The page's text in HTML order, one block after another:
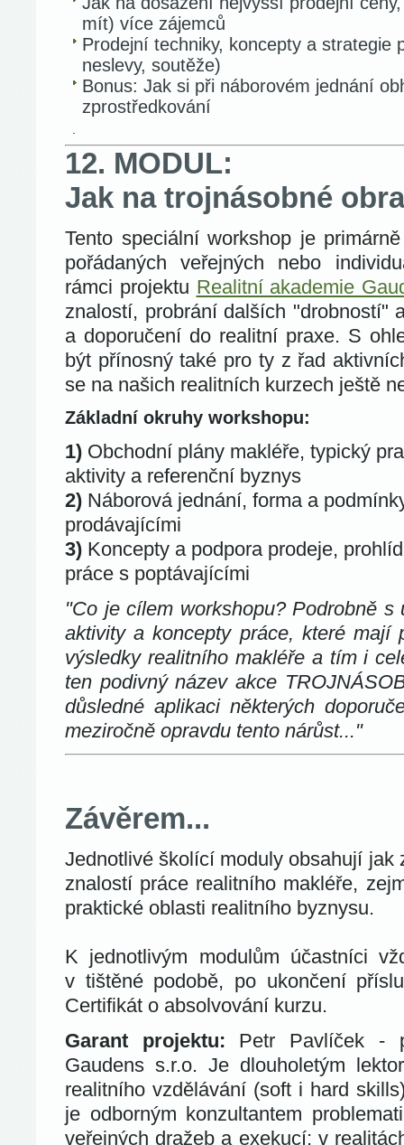
mít) více zájemců
Prodejní techniky, koncepty a strategie
neslevy, soutěže)
Bonus: Jak si při náborovém jednání
zprostředkování
12. MODUL:
Jak na trojnásobné
Tento speciální workshop je
pořádaných veřejných nebo
rámci projektu Realitní akademie
znalostí, probrání dalších "drobností"
a doporučení do realitní praxe. S
být přínosný také pro ty z řad
se na našich realitních kurzech ještě
Základní okruhy workshopu:
1) Obchodní plány makléře, typický
aktivity a referenční byznys
2) Náborová jednání, forma a
prodávajícími
3) Koncepty a podpora prodeje,
práce s poptávajícími
"Co je cílem workshopu? Podrobně s
aktivity a koncepty práce, které mají
výsledky realitního makléře a tím i
ten podivný název akce
důsledné aplikaci některých
meziročně opravdu tento nárůst..."
Závěrem...
Jednotlivé školící moduly obsahují jak
znalostí práce realitního makléře,
praktické oblasti realitního byznysu.
K jednotlivým modulům účastníci
v tištěné podobě, po ukončení
Certifikát o absolvování kurzu.
Garant projektu: Petr Pavlíček -
Gaudens s.r.o. Je dlouholetým
realitního vzdělávání (soft i hard
je odborným konzultantem
veřejných dražeb a exekucí; v